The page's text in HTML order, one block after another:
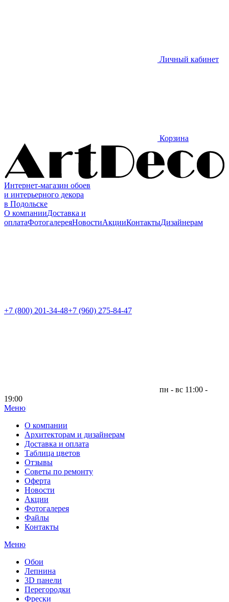
Личный кабинет
Корзина
Интернет-магазин обоев
и интерьерного декора
в Подольске
О компанииДоставка и
оплатаФотогалереяНовостиАкцииКонтактыДизайнерам
+7 (800) 201-34-48+7 (960) 275-84-47
пн - вс 11:00 -
19:00
Меню|
О компании
Архитекторам и дизайнерам
Доставка и оплата
Таблица цветов
Отзывы
Советы по ремонту
Оферта
Новости
Акции
Фотогалерея
Файлы
Контакты
Меню
Обои
Лепнина
3D панели
Перегородки
Фрески